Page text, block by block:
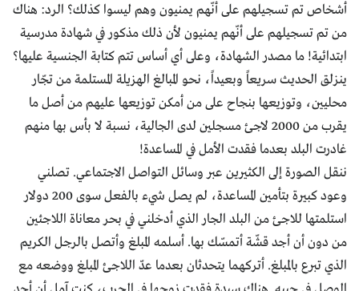
أشخاص تم تسجيلهم على أنّهم يمنيون وهم ليسوا كذلك؟ الرد: هناك
من تم تسجيلهم على أنّهم يمنيون لأن ذلك مذكور في شهادة مدرسية
ابتدائية! ما مصدر الشهادة، وعلى أي أساس تتم كتابة الجنسية عليها؟
ينزلق الحديث سريعاً وبعيداً، نحو المبالغ الهزيلة المستلمة من تجّار
محليين، وتوزيعها بنجاح على من أمكن توزيعها عليهم من أصل ما
يقرب من 2000 لاجئ مسجلين لدى الجالية، نسبة لا بأس بها منهم
غادرت البلد بعدما فقدت الأمل في المساعدة!
ننقل الصورة إلى الكثيرين عبر وسائل التواصل الاجتماعي. تصلني
وعود كبيرة بتأمين المساعدة، لم يصل شيء بالفعل سوى 200 دولار
استلمتها للاجئ من البلد الجار الذي أدخلني في بحر معاناة اللاجئين
من دون أن أجد قشّة أتمسّك بها. أسلمه المبلغ وأتصل بالرجل الكريم
الذي تبرع بالمبلغ. أتركهما يتحدثان بعدما عدّ اللاجئ المبلغ ووضعه مع